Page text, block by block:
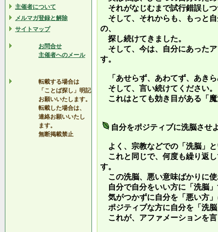
主催者について
メルマガ登録と解除
サイトマップ
お問合せ
主催者へのメール
転載する場合は
「ことば探し」明記
お願いいたします。
転載した場合は、
連絡お願いいたし
ます。
無断掲載禁止
それがなじむまで試行錯誤し
そして、それからも、もっと
の、
探し続けてきました。
そして、今は、自分にあった
す。
「あせらず、あわてず、あき
そして、言い続けてください。
これはとても効き目がある「
自分をポジティブに洗脳させ
よく、宗教などでの「洗脳」
これと同じで、何度も繰り返
す。
この洗脳、悪い意味ばかりに
自分で自分をいい方に「洗脳
気がつかずに自分を「悪い方
ポジティブな方に自分を「洗
これが、アファメーションを